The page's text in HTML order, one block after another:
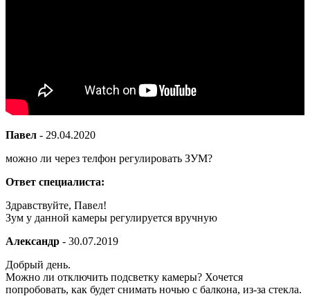
Павел - 29.04.2020
можно ли через телфон регулировать ЗУМ?
Ответ специалиста:
Здравствуйте, Павел!
Зум у данной камеры регулируется вручную
Александр - 30.07.2019
Добрый день.
Можно ли отключить подсветку камеры? Хочется
попробовать, как будет снимать ночью с балкона, из-за стекла.